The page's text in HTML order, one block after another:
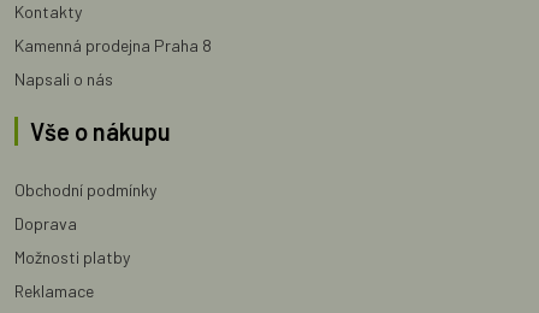
Kontakty
Kamenná prodejna Praha 8
Napsali o nás
Vše o nákupu
Obchodní podmínky
Doprava
Možnosti platby
Reklamace